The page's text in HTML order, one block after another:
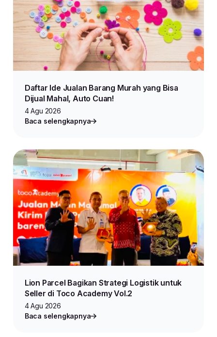
Daftar Ide Jualan Barang Murah yang Bisa
Dijual Mahal, Auto Cuan!
4 Agu 2026
Baca selengkapnya
Lion Parcel Bagikan Strategi Logistik untuk
Seller di Toco Academy Vol.2
4 Agu 2026
Baca selengkapnya